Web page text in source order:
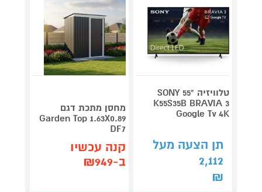
טלוויזיה "55 SONY
K55S35B BRAVIA 3
Google Tv 4K
תן הצעה מעל
2,112
₪
מחסן מתכת דגם
Garden Top 1.63X0.89
DF7
קנה עכשיו
ב-₪949